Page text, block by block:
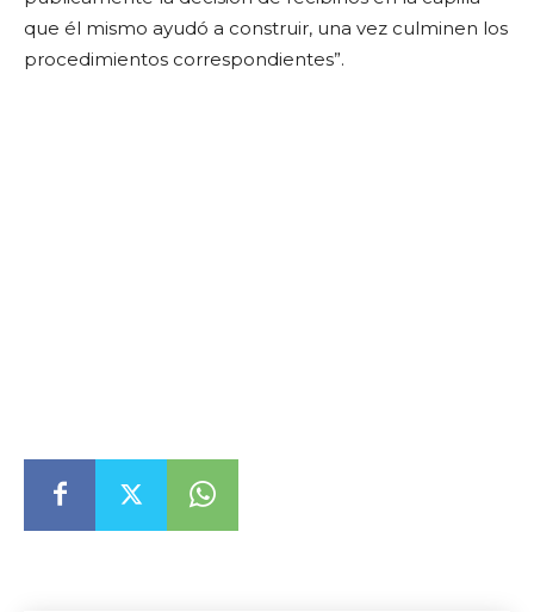
que él mismo ayudó a construir, una vez culminen los
procedimientos correspondientes”.